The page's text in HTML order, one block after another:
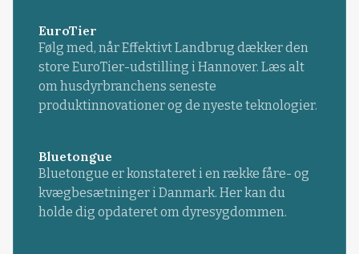
EuroTier
Følg med, når Effektivt Landbrug dækker den
store EuroTier-udstilling i Hannover. Læs alt
om husdyrbranchens seneste
produktinnovationer og de nyeste teknologier.
Bluetongue
Bluetongue er konstateret i en række fåre- og
kvægbesætninger i Danmark. Her kan du
holde dig opdateret om dyresygdommen.